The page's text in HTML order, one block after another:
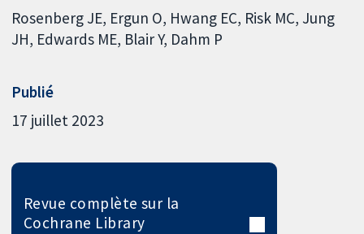
Rosenberg JE Ergun O Hwang EC Risk MC Jung
JH Edwards ME Blair Y Dahm P
Publié
17 juillet 2023
Revue complète sur la
Cochrane Library